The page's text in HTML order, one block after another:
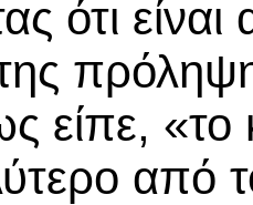
ότι
είπε, «το
από